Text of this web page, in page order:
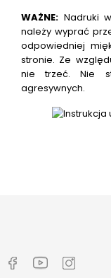
WAŻNE: Nadruki
należy wyprać
odpowiedniej
stronie. Ze
nie trzeć. Nie
agresywnych.